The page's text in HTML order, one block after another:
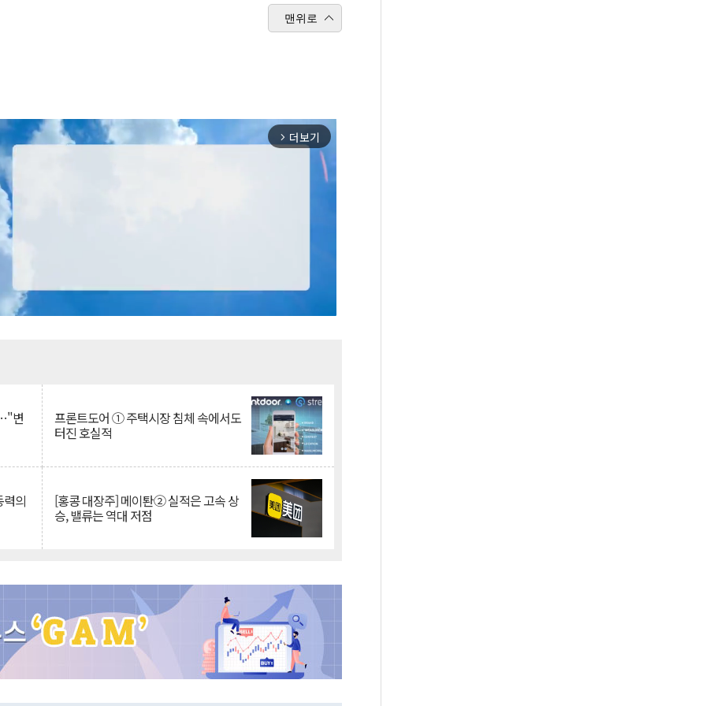
맨위로
arrow_forward_ios 더보기
변 프론트도어 ① 주택시장 침체 속에서도
터진 호실적
의 [홍콩 대장주] 메이퇀② 실적은 고속 상
승, 밸류는 역대 저점